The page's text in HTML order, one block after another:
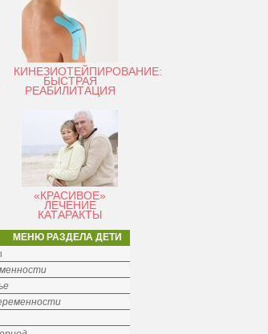
КИНЕЗИОТЕЙПИРОВАНИЕ:
БЫСТРАЯ
РЕАБИЛИТАЦИЯ
«КРАСИВОЕ»
ЛЕЧЕНИЕ
КАТАРАКТЫ
МЕНЮ РАЗДЕЛА ДЕТИ